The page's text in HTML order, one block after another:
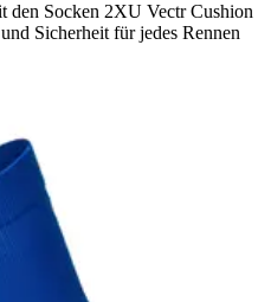
den Socken 2XU Vectr Cushion
Sicherheit für jedes Rennen